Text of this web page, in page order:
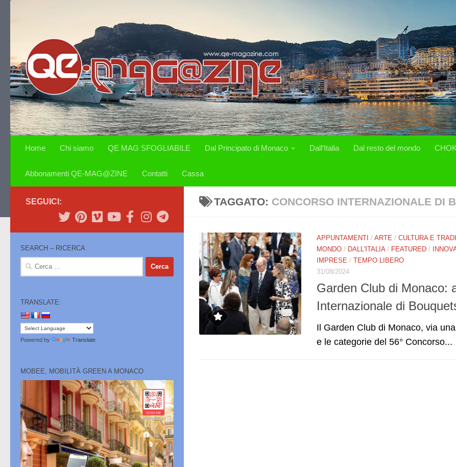
Home Chi siamo QE MAG SFOGLIABILE Dal Principato di Monaco Dall’Italia Dal resto del mondo
Abbonamenti QE-MAG@ZINE Contatti Cassa
TAGGATO: CONCORSO INTERNAZIONALE DI
APPUNTAMENTI / ARTE / CULTURA E
MONDO / DALL'ITALIA / FEATURED /
IMPRESE / TEMPO LIBERO
31/08/2024
Garden Club di Monaco:
Internazionale di
Il Garden Club di Monaco, via
e le categorie del 56° Concorso...
SEGUICI:
SEARCH – RICERCA
Ricerca
TRANSLATE:
Powered by Translate
MOBEE, MOBILITÀ GREEN A MONACO